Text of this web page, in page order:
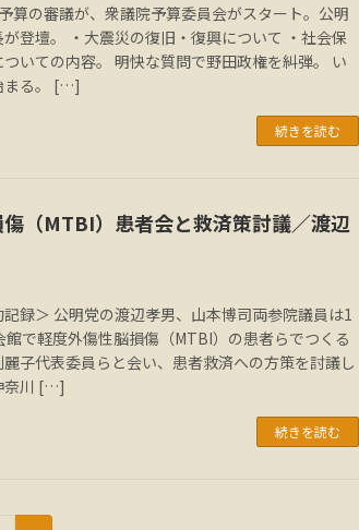
算の審議が、衆議院予算委員会がスタート。公明
登壇。 ・大震災の復旧・復興について ・社会保
いての内容。 明快な質問で野田政権を糾弾。 い
まる。 […]
続きを読む
（MTBI）患者会と救済策討議／渡辺
録＞ 公明党の渡辺孝男、山本博司両参院議員は1
館で軽度外傷性脳損傷（MTBI）の患者らでつくる
麗子代表委員らと会い、患者救済への方策を討議し
奈川 […]
続きを読む